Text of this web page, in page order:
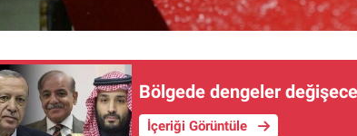
Bölgede dengeler
İçeriği Görüntüle